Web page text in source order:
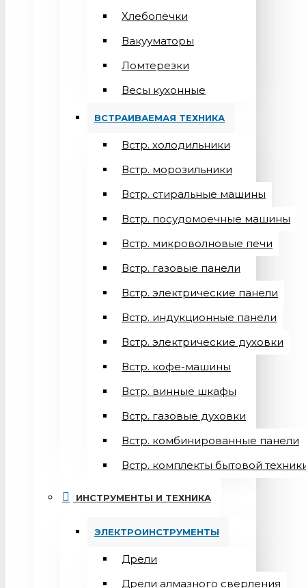
Хлебопечки
Вакууматоры
Ломтерезки
Весы кухонные
ВСТРАИВАЕМАЯ ТЕХНИКА
Встр. холодильники
Встр. морозильники
Встр. стиральные машины
Встр. посудомоечные машины
Встр. микроволновые печи
Встр. газовые панели
Встр. электрические панели
Встр. индукционные панели
Встр. электрические духовки
Встр. кофе-машины
Встр. винные шкафы
Встр. газовые духовки
Встр. комбинированные панели
Встр. комплекты бытовой
ИНСТРУМЕНТЫ И ТЕХНИКА
ЭЛЕКТРОИНСТРУМЕНТЫ
Дрели
Дрели алмазного сверления